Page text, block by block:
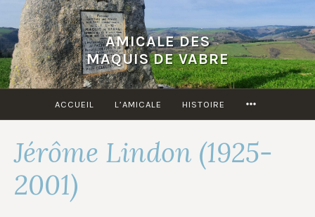
Accéder
au
contenu
principal
AMICALE DES
MAQUIS DE VABRE
ACCUEIL L’AMICALE HISTOIRE
Jérôme Lindon (1925-
2001)